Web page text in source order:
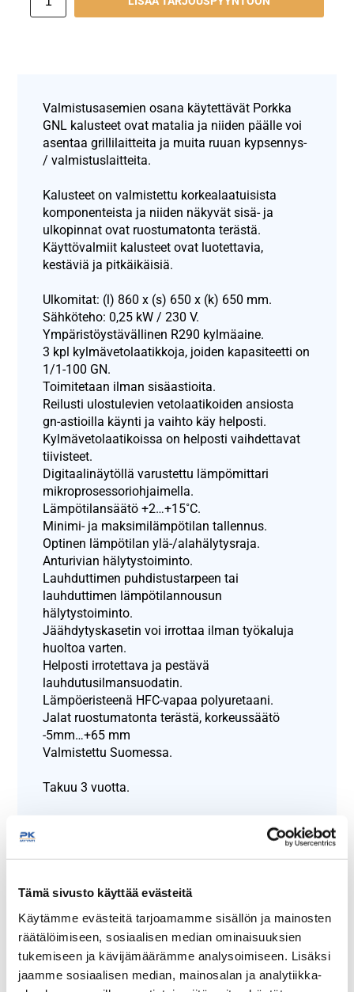
Tämä sivusto käyttää evästeitä
Käytämme evästeitä tarjoamamme sisällön ja mainosten
räätälöimiseen, sosiaalisen median ominaisuuksien
tukemiseen ja kävijämäärämme analysoimiseen. Lisäksi
jaamme sosiaalisen median, mainosalan ja analytiikka-
Valmistusasemien osana käytettävät Porkka
GNL kalusteet ovat matalia ja niiden päälle voi
asentaa grillilaitteita ja muita ruuan kypsennys-
/ valmistuslaitteita.
Kalusteet on valmistettu korkealaatuisista
komponenteista ja niiden näkyvät sisä- ja
ulkopinnat ovat ruostumatonta terästä.
Käyttövalmiit kalusteet ovat luotettavia,
kestäviä ja pitkäikäisiä.
Ulkomitat: (l) 860 x (s) 650 x (k) 650 mm.
Sähköteho: 0,25 kW / 230 V.
Ympäristöystävällinen R290 kylmäaine.
3 kpl kylmävetolaatikkoja, joiden kapasiteetti on
1/1-100 GN.
Toimitetaan ilman sisäastioita.
Reilusti ulostulevien vetolaatikoiden ansiosta
gn-astioilla käynti ja vaihto käy helposti.
Kylmävetolaatikoissa on helposti vaihdettavat
tiivisteet.
Digitaalinäytöllä varustettu lämpömittari
mikroprosessoriohjaimella.
Lämpötilansäätö +2…+15˚C.
Minimi- ja maksimilämpötilan tallennus.
Optinen lämpötilan ylä-/alahälytysraja.
Anturivian hälytystoiminto.
Lauhduttimen puhdistustarpeen tai
lauhduttimen lämpötilannousun
hälytystoiminto.
Jäähdytyskasetin voi irrottaa ilman työkaluja
huoltoa varten.
Helposti irrotettava ja pestävä
lauhdutusilmansuodatin.
Lämpöeristeenä HFC-vapaa polyuretaani.
Jalat ruostumatonta terästä, korkeussäätö
-5mm…+65 mm
Valmistettu Suomessa.
Takuu 3 vuotta.
Kylmävetolaatikot matala 650 mm